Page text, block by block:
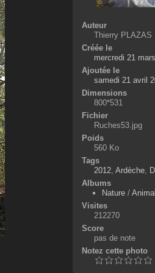
Auteur
Thierry PLAZAS
Créée le
mercredi 21
Ajoutée le
samedi 21 avril
Dimensions
800*531
Fichier
Ruches53.jpg
Poids
560 Ko
Tags
2012, Ardèche,
Albums
Nature/
Visites
212270
Score
pas de note
Notez cette photo